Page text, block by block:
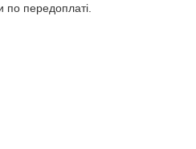
по передоплаті.